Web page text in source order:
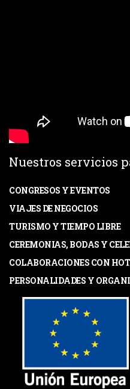
Nuestros servicios
CONGRESOS Y EVENTOS
VIAJES DE NEGOCIOS
TURISMO Y TIEMPO LIBRE
CEREMONIAS, BODAS Y
COLABORACIONES CON
PERSONALIDADES Y